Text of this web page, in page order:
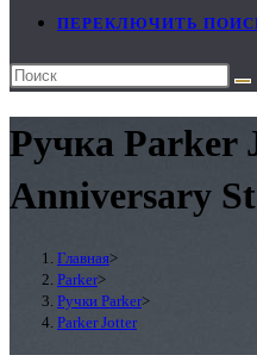
ПЕРЕКЛЮЧИТЬ
Ручка Parker
Anniversary
Главная>
Parker>
Ручки Parker>
Parker Jotter